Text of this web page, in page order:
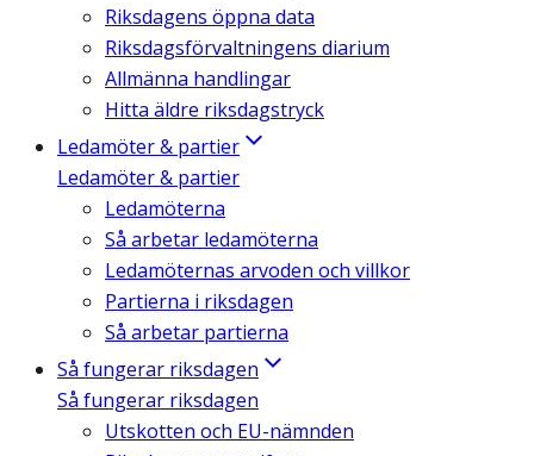
Riksdagens öppna data
Riksdagsförvaltningens diarium
Allmänna handlingar
Hitta äldre riksdagstryck
Ledamöter & partier
Ledamöter & partier
Ledamöterna
Så arbetar ledamöterna
Ledamöternas arvoden och villkor
Partierna i riksdagen
Så arbetar partierna
Så fungerar riksdagen
Så fungerar riksdagen
Utskotten och EU-nämnden